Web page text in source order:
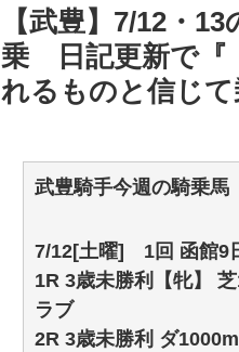
【武豊】7/12・
乗 日記更新で『
れるものと信じて
武豊騎手今週の騎乗馬
7/12[土曜] 1回 函館9
1R 3歳未勝利【牝】
ラブ
2R 3歳未勝利 ダ1000m